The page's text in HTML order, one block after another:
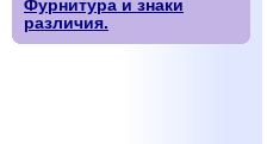
Фурнитура и знаки
различия.